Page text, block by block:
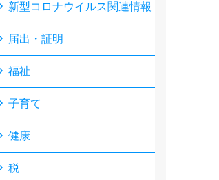
新型コロナウイルス関連情報
届出・証明
福祉
子育て
健康
税